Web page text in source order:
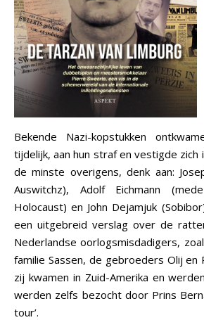
Bekende Nazi-kopstukken
tijdelijk, aan hun straf en vestigde zich
de minste overigens, denk aan:
Auswitchz), Adolf Eichmann
Holocaust) en John Dejamjuk
een uitgebreid verslag over de
Nederlandse oorlogsmisdadigers,
familie Sassen, de gebroeders Olij en
zij kwamen in Zuid-Amerika en
werden zelfs bezocht door Prins
tour’.